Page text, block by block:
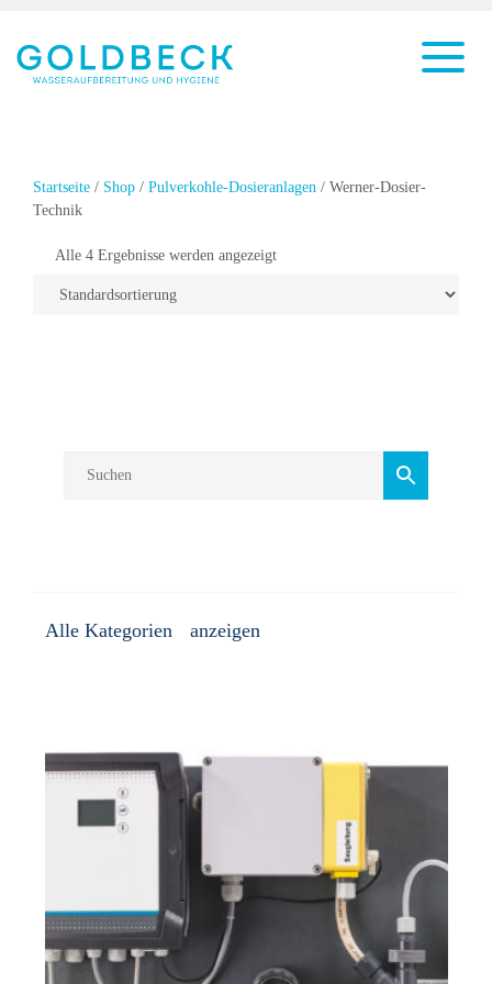
Startseite / Shop / Pulverkohle-Dosieranlagen / Werner-Dosier-
Technik
Alle 4 Ergebnisse werden angezeigt
Alle Kategorien
Arbeitsschutzausstattung
Calciumhypochlorit-Dosieranlagen
Chlordioxid-Dosieranlagen
Chlorelektrolyse-Anlagen